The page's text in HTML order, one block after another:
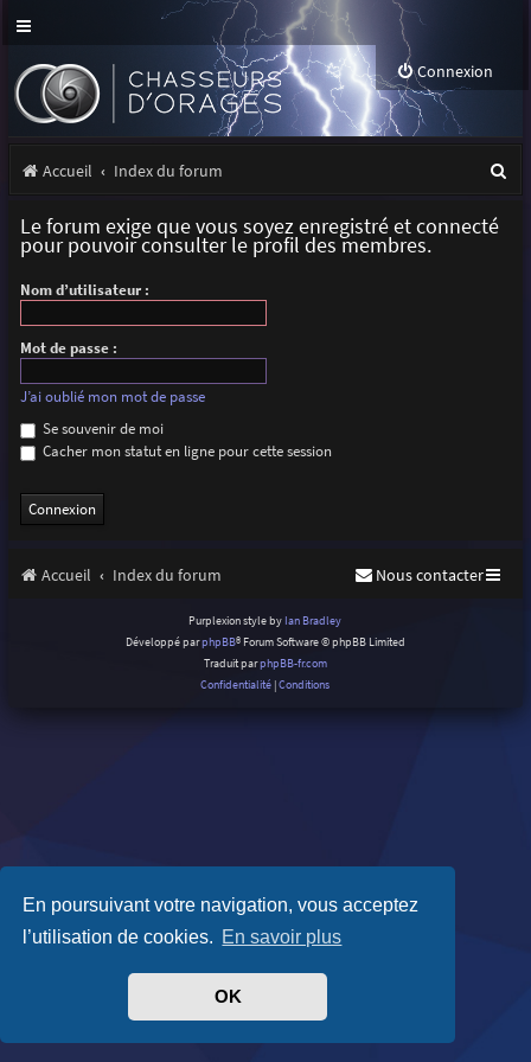
En poursuivant votre navigation, vous acceptez
l’utilisation de cookies. En savoir plus
OK
Connexion
Accueil Index du forum
Le forum exige que vous soyez enregistré et connecté
pour pouvoir consulter le profil des membres.
Nom d’utilisateur :
Mot de passe :
J’ai oublié mon mot de passe
Se souvenir de moi
Cacher mon statut en ligne pour cette session
Accueil Index du forum Nous contacter
Purplexion style by Ian Bradley
Développé parphpBB® Forum Software © phpBB Limited
Traduit parphpBB-fr.com
Confidentialité |Conditions